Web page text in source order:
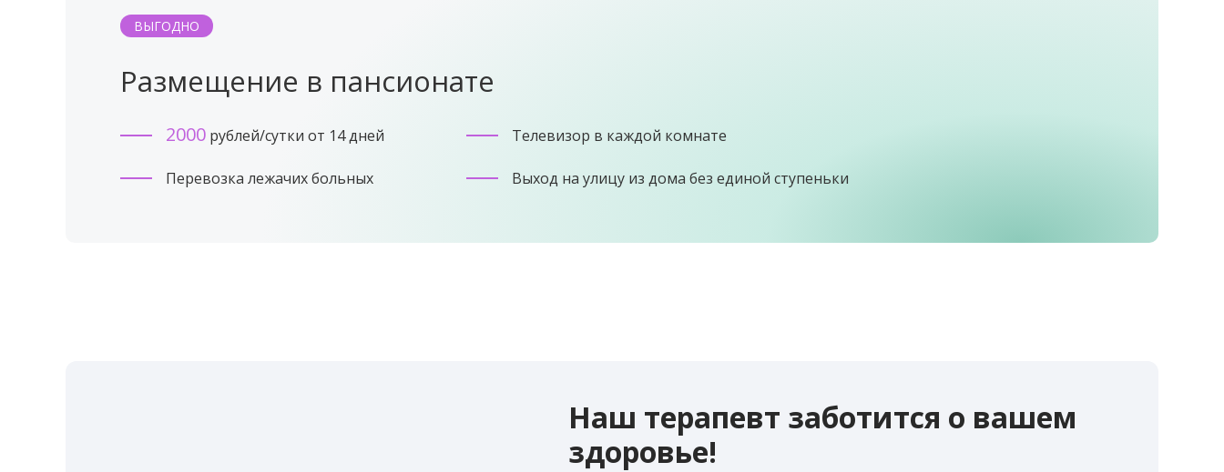
ВЫГОДНО
Размещение в пансионате
2000 рублей/сутки от 14 дней
Перевозка лежачих больных
Телевизор в каждой комнате
Выход на улицу из дома без единой ступеньки
Наш терапевт заботится о вашем
здоровье!